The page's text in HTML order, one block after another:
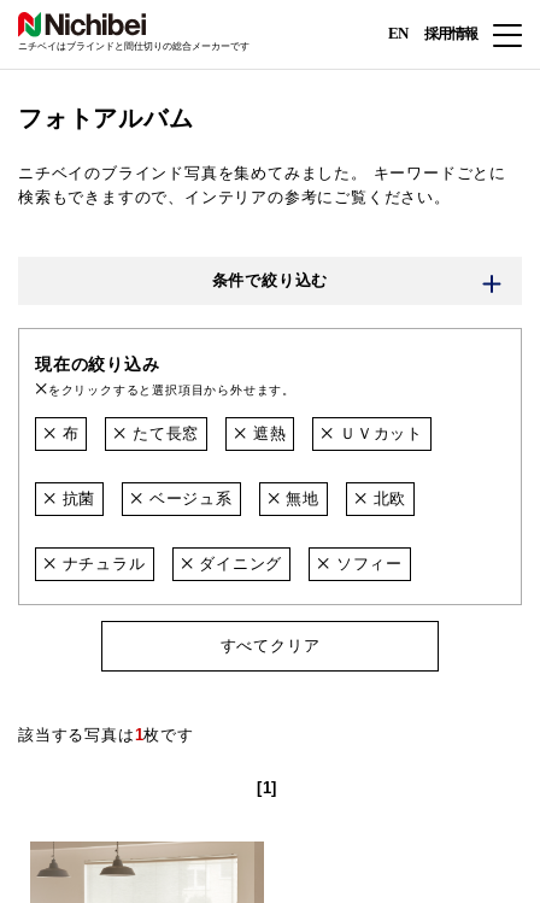
ニチベイはブラインドと間仕切りの総合メーカーです
EN 採用情報
フォトアルバム
ニチベイのブラインド写真を集めてみました。
キーワードごとに
検索もできますので、インテリアの参考にご覧ください。
条件で絞り込む
現在の絞り込み
をクリックすると選択項目から外せます。
布 たて長窓 遮熱 ＵＶカット
抗菌 ベージュ系 無地 北欧
ナチュラル ダイニング ソフィー
すべてクリア
該当する写真は1枚です
[1]